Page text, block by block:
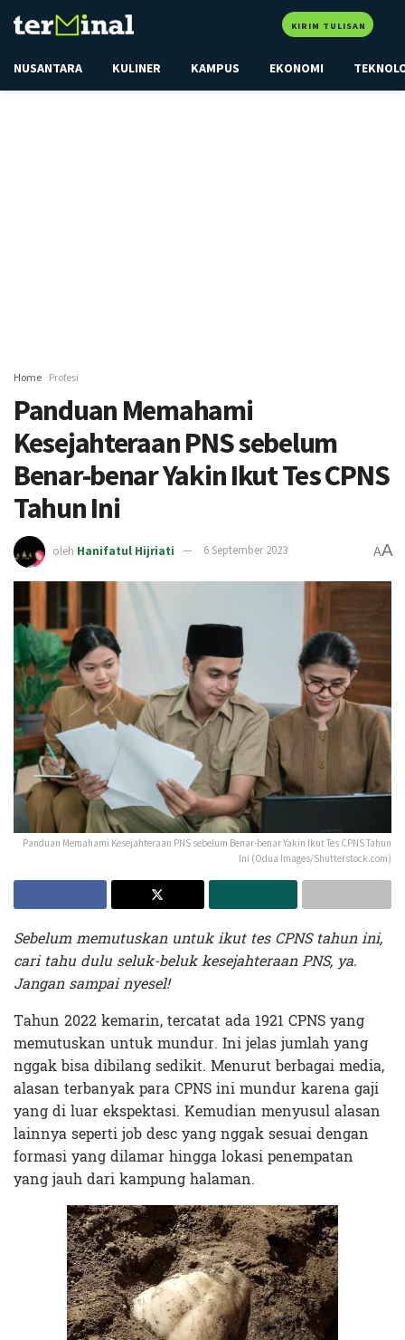
KIRIM TULISAN
NUSANTARA KULINER KAMPUS EKONOMI
Home Profesi
Panduan Memahami
Kesejahteraan PNS sebelum
Benar-benar Yakin Ikut Tes CPNS
Tahun Ini
oleh Hanifatul Hijriati 6 September 2023 AA
Panduan Memahami Kesejahteraan PNS sebelum Benar-benar Yakin Ikut Tes CPNS Tahun
Ini (Odua Images/Shutterstock.com)
Sebelum memutuskan untuk ikut tes CPNS tahun ini,
cari tahu dulu seluk-beluk kesejahteraan PNS, ya.
Jangan sampai nyesel!
Tahun 2022 kemarin, tercatat ada 1921 CPNS yang
memutuskan untuk mundur. Ini jelas jumlah yang
nggak bisa dibilang sedikit. Menurut berbagai media,
alasan terbanyak para CPNS ini mundur karena gaji
yang di luar ekspektasi. Kemudian menyusul alasan
lainnya seperti job desc yang nggak sesuai dengan
formasi yang dilamar hingga lokasi penempatan
yang jauh dari kampung halaman.